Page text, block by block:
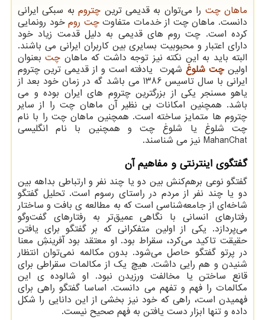
ماهان چت را میتوان به قدیمی ترین چترومبه سبکی ایرانی
دانست. ماهان چت از خدمات متفاوتچت رومخود رونمایی
کرده است. چت روم های قدیمی به دلیل قدمت زیاد خود
دارای اعتبار و محبوبیت بسایری بین کاربران ایرانی می باشند.
البته باید به این نکته نیز توجه داشت که ماهان چتبعنوان
اولینچت شلوغشهرت یادفته است و از قدیمی ترین چتروم
ایرانی با سال تاسیس 1386 می باشد گه در زمان خود بعد از
یاهو مسنجر یکی از بزرگترین چتروم های ایران بوده و می
باشد. همچنین امکانات بی نظیر آن ماهان چت را از سایر
چتروم ها متمایز ساخته است. همچنین ماهان چت را با نام
چت شلوغ یا شلوغ چت و همچنین با نام انگلیسی
MahanChat نیز می شناسند.
گفتگوی اینترنتی و مفاهیم آن
گفتگو نوعی برهم‌کنش بین دو یا چند نفر و ارتباطی بداهه بین
دو یا چند نفر از مردم در راستای رسوم است. تحلیل گفتگو
شاخه‌ای از جامعه‌شناسی است که به مطالعه ی بافت و ساختار
رفتارهای انسانی با نگاهی عمیق‌تر به رفتارهای گفت‌وگو
می‌پردازد. یکی از اولین متفکرانی که بر گفتگو برای یافتن
حقیقت تاکید می‌کرد، سقراط بود. او معتقد بود آفرینشِ معنا
در پرتو گفتگو حاصل می‌شود. بدون مکالمه نمی‌توان انتظار
شنیدن و هم رایی داشت. هیچ یک از مکالمات سقراطی برای
قانع ساختن یا مخالفت‌ ورزیدن نبود. او شالوده ی این
مکالمات را فهم و تفهم می دانست. اساسا گفتگو راهی برای
فهمیدن است، راهی که خود نیز بخشی از این دانایی را شکل
داده و تنها ابزار دست یافتن به فهم صحیح نیست.